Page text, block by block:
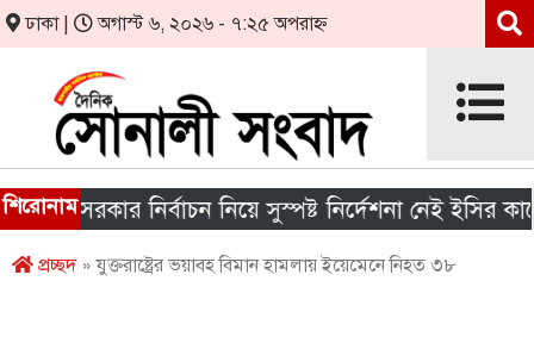
ঢাকা | অগাস্ট ৬, ২০২৬ - ৭:২৫ অপরাহ্ন
শিরোনাম
সরকার নির্বাচন নিয়ে সুস্পষ্ট নির্দেশনা নেই ইসির কাছে
প্রচ্ছদ» যুক্তরাষ্ট্রের ভয়াবহ বিমান হামলায় ইয়েমেনে নিহত ৩৮